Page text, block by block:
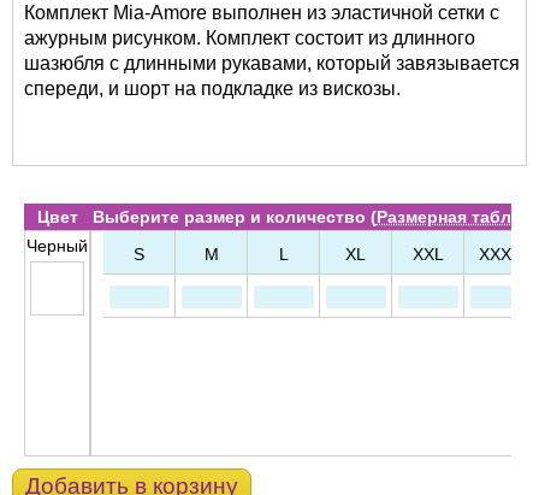
Комплект Mia-Amore выполнен из эластичной сетки с
ажурным рисунком. Комплект состоит из длинного
шазюбля с длинными рукавами, который завязывается
спереди, и шорт на подкладке из вискозы.
Цвет Выберите размер и количество (Размерная
Черный
S M L XL XXL XXXL
Добавить в корзину